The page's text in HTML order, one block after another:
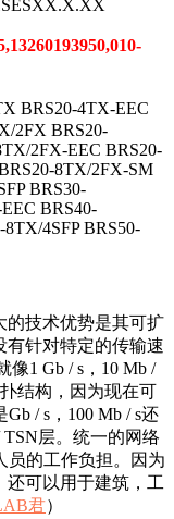
BRS20-4TX-EEC
2FX BRS20-
2FX-EEC BRS20-
8TX/2FX-SM
BRS30-
BRS40-
4SFP BRS50-
的技术优势是其可扩
有针对特定的传输速
像1 Gb / s，10 Mb /
结构，因为现在可
/ s，100 Mb / s还
TSN层。统一的网络
员的工作负担。因为
还可以用于建筑，工
君）